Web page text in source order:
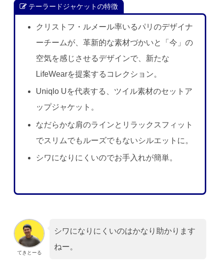
テーラードジャケットの特徴
クリストフ・ルメール率いるパリのデザイナ
ーチームが、革新的な素材づかいと「今」の
空気を感じさせるデザインで、新たな
LifeWearを提案するコレクション。
Uniqlo Uを代表する、ツイル素材のセットア
ップジャケット。
なだらかな肩のラインとリラックスフィット
でスリムでもルーズでもないシルエットに。
シワになりにくいのでお手入れが簡単。
てきとーる
シワになりにくいのはかなり助かります
ねー。